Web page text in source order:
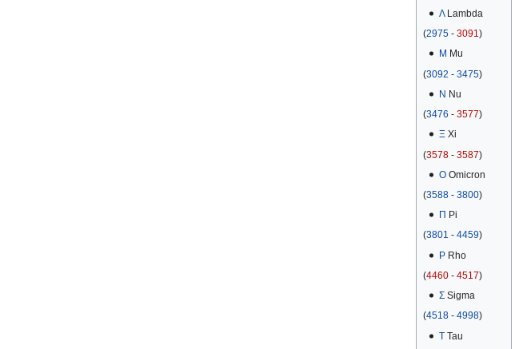
ΛLambda
(2975 - 3091)
Μ Mu
(3092 - 3475)
Ν Nu
(3476 - 3577)
ΞXi
(3578 - 3587)
ΟOmicron
(3588 - 3800)
Π Pi
(3801 - 4459)
ΡRho
(4460 - 4517)
ΣSigma
(4518 - 4998)
ΤTau